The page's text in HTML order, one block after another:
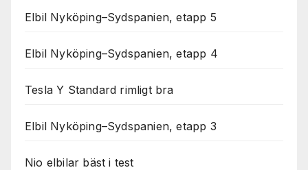
Elbil Nyköping–Sydspanien, etapp 5
Elbil Nyköping–Sydspanien, etapp 4
Tesla Y Standard rimligt bra
Elbil Nyköping–Sydspanien, etapp 3
Nio elbilar bäst i test